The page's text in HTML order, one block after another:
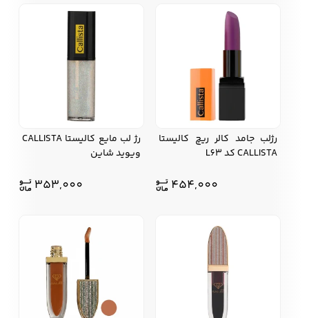
رژلب جامد کالر ریچ کالیستا
CALLISTA کد L63
454,000
رژ لب مایع کالیستا CALLISTA
ویوید شاین
353,000